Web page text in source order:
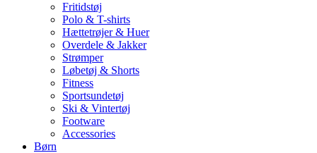
Fritidstøj
Polo & T-shirts
Hættetrøjer & Huer
Overdele & Jakker
Strømper
Løbetøj & Shorts
Fitness
Sportsundetøj
Ski & Vintertøj
Footware
Accessories
Børn